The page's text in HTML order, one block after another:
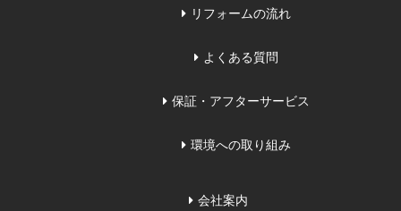
リフォームの流れ
よくある質問
保証・アフターサービス
環境への取り組み
会社案内